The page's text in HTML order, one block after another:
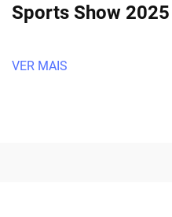
Sports Show 2025
VER MAIS